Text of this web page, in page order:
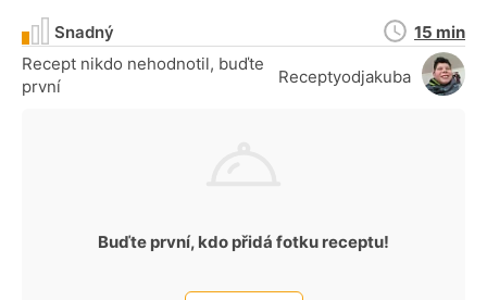
Recept nikdo nehodnotil, buďte
první
Receptyodjakuba
Snadný
Doba
přípravy
15 min
Buďte první, kdo přidá fotku receptu!